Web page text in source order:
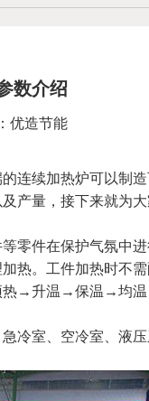
数介绍
优造节能
续加热炉可以制造
产量，接下来就为
件在保护气氛中进
热。工件加热时不
预热→升温→保温→
室、空冷室、液压